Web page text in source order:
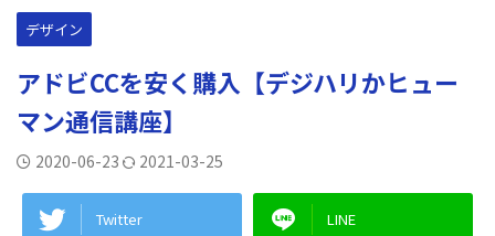
デザイン
アドビCCを安く購入【デジハリかヒュー
マン通信講座】
2020-06-23 2021-03-25
Twitter LINE